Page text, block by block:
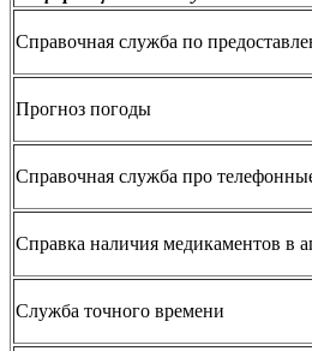
Справочная служба по
Прогноз погоды
Справочная служба про
Справка наличия медикаментов в
Служба точного времени